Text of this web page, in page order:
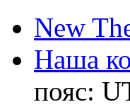
New
Наша
пояс: